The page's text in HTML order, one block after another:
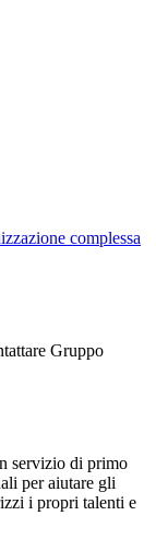
complessa
Gruppo
servizio di primo
per aiutare gli
i propri talenti e